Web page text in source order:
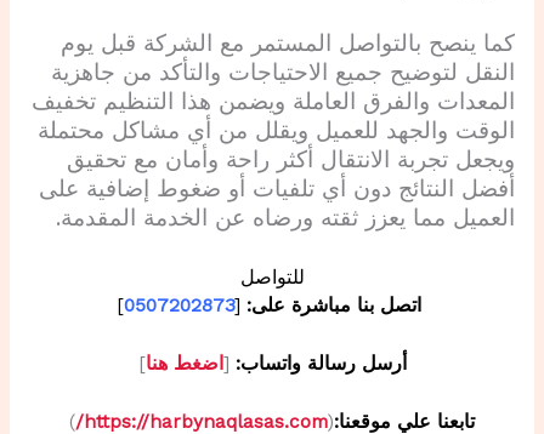
كما ينصح بالتواصل المستمر مع الشركة قبل يوم
النقل لتوضيح جميع الاحتياجات والتأكد من جاهزية
المعدات والفرق العاملة ويضمن هذا التنظيم تخفيف
الوقت والجهد للعميل ويقلل من أي مشاكل محتملة
ويجعل تجربة الانتقال أكثر راحة وأمان مع تحقيق
أفضل النتائج دون أي تلفيات أو ضغوط إضافية على
العميل مما يعزز ثقته ورضاه عن الخدمة المقدمة.
للتواصل
اتصل بنا مباشرة على: [
0507202873
]
أرسل رسالة واتساب: [ اضغط هنا]
تابعنا علي موقعنا:(
https://harbynaqlasas.com/
)